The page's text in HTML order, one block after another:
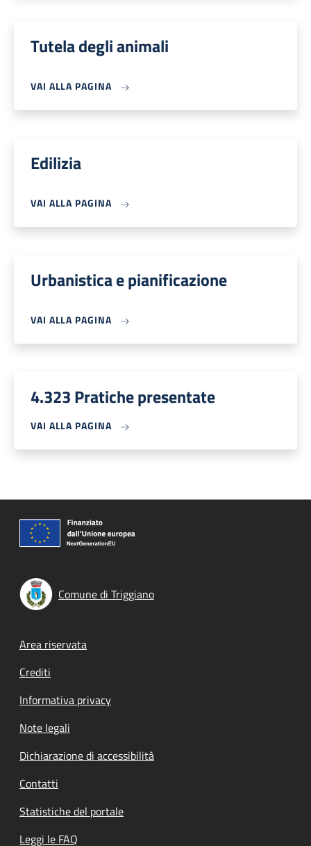
Tutela degli animali
VAI ALLA PAGINA
Edilizia
VAI ALLA PAGINA
Urbanistica e pianificazione
VAI ALLA PAGINA
4.323 Pratiche presentate
VAI ALLA PAGINA
Comune di Triggiano
Footer menu
Area riservata
Crediti
Informativa privacy
Note legali
Dichiarazione di accessibilità
Contatti
Statistiche del portale
Leggi le FAQ